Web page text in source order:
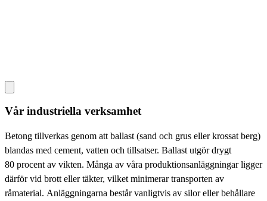
Vår industriella verksamhet
Betong tillverkas genom att ballast (sand och grus eller krossat berg)
blandas med cement, vatten och tillsatser. Ballast utgör drygt
80 procent av vikten. Många av våra produktionsanläggningar ligger
därför vid brott eller täkter, vilket minimerar transporten av
råmaterial. Anläggningarna består vanligtvis av silor eller behållare